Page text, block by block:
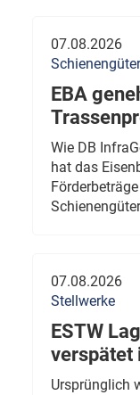
07.08.2026
EBA
Wie DB
hat das
07.08.2026
Stellwerke
ESTW
verspätet
Ursprünglich